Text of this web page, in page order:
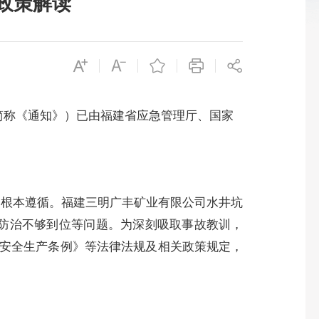
《通知》）已由福建省应急管理厅、国家
本遵循。福建三明广丰矿业有限公司水井坑
不够到位等问题。为深刻吸取事故教训，
生产条例》等法律法规及相关政策规定，